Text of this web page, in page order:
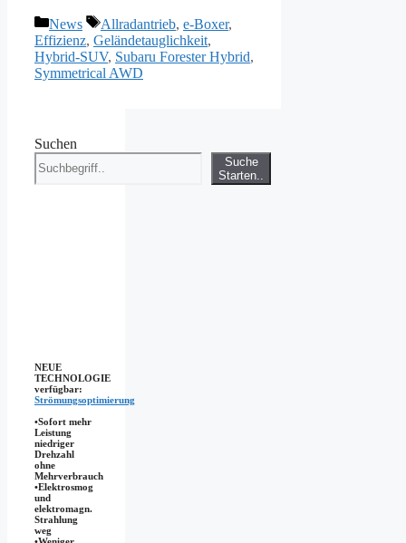
Kategorien
News Schlagwörter
Allradantrieb, e-Boxer,
Effizienz, Geländetauglichkeit,
Hybrid-SUV, Subaru Forester Hybrid,
Symmetrical AWD
Suchen
Suche
Starten..
NEUE
TECHNOLOGIE
verfügbar:
Strömungsoptimierung
•Sofort mehr
Leistung
niedriger
Drehzahl
ohne
Mehrverbrauch
•Elektrosmog
und
elektromagn.
Strahlung
weg